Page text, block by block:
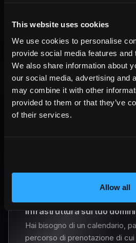
This website uses cookies
We use cookies to personalise
provide social media features and
We also share information about
our social media, advertising and
may combine it with other
provided to them or that they’ve
of their services.
Allow all
Cosa richiede la
da te
Responsabilità legale
Sei responsabile per contratti e
→ HemmaBo aiuta a
conferme; tu rimani
Pagamenti e conferme
pagamento — vedi lo stato di
pagamenti nella dashboard.
Infrastruttura sul tuo
Hai bisogno di un calendario,
percorso di prenotazione di